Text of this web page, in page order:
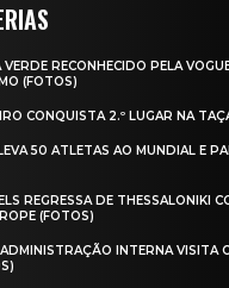
VERDE RECONHECIDO PELA
(FOTOS)
CONQUISTA 2.º LUGAR NA
50 ATLETAS AO MUNDIAL E
REGRESSA DE THESSALONIKI
(FOTOS)
INTERNA VISITA